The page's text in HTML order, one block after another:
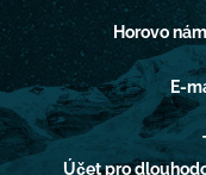
Horovo
E-
Účet pro